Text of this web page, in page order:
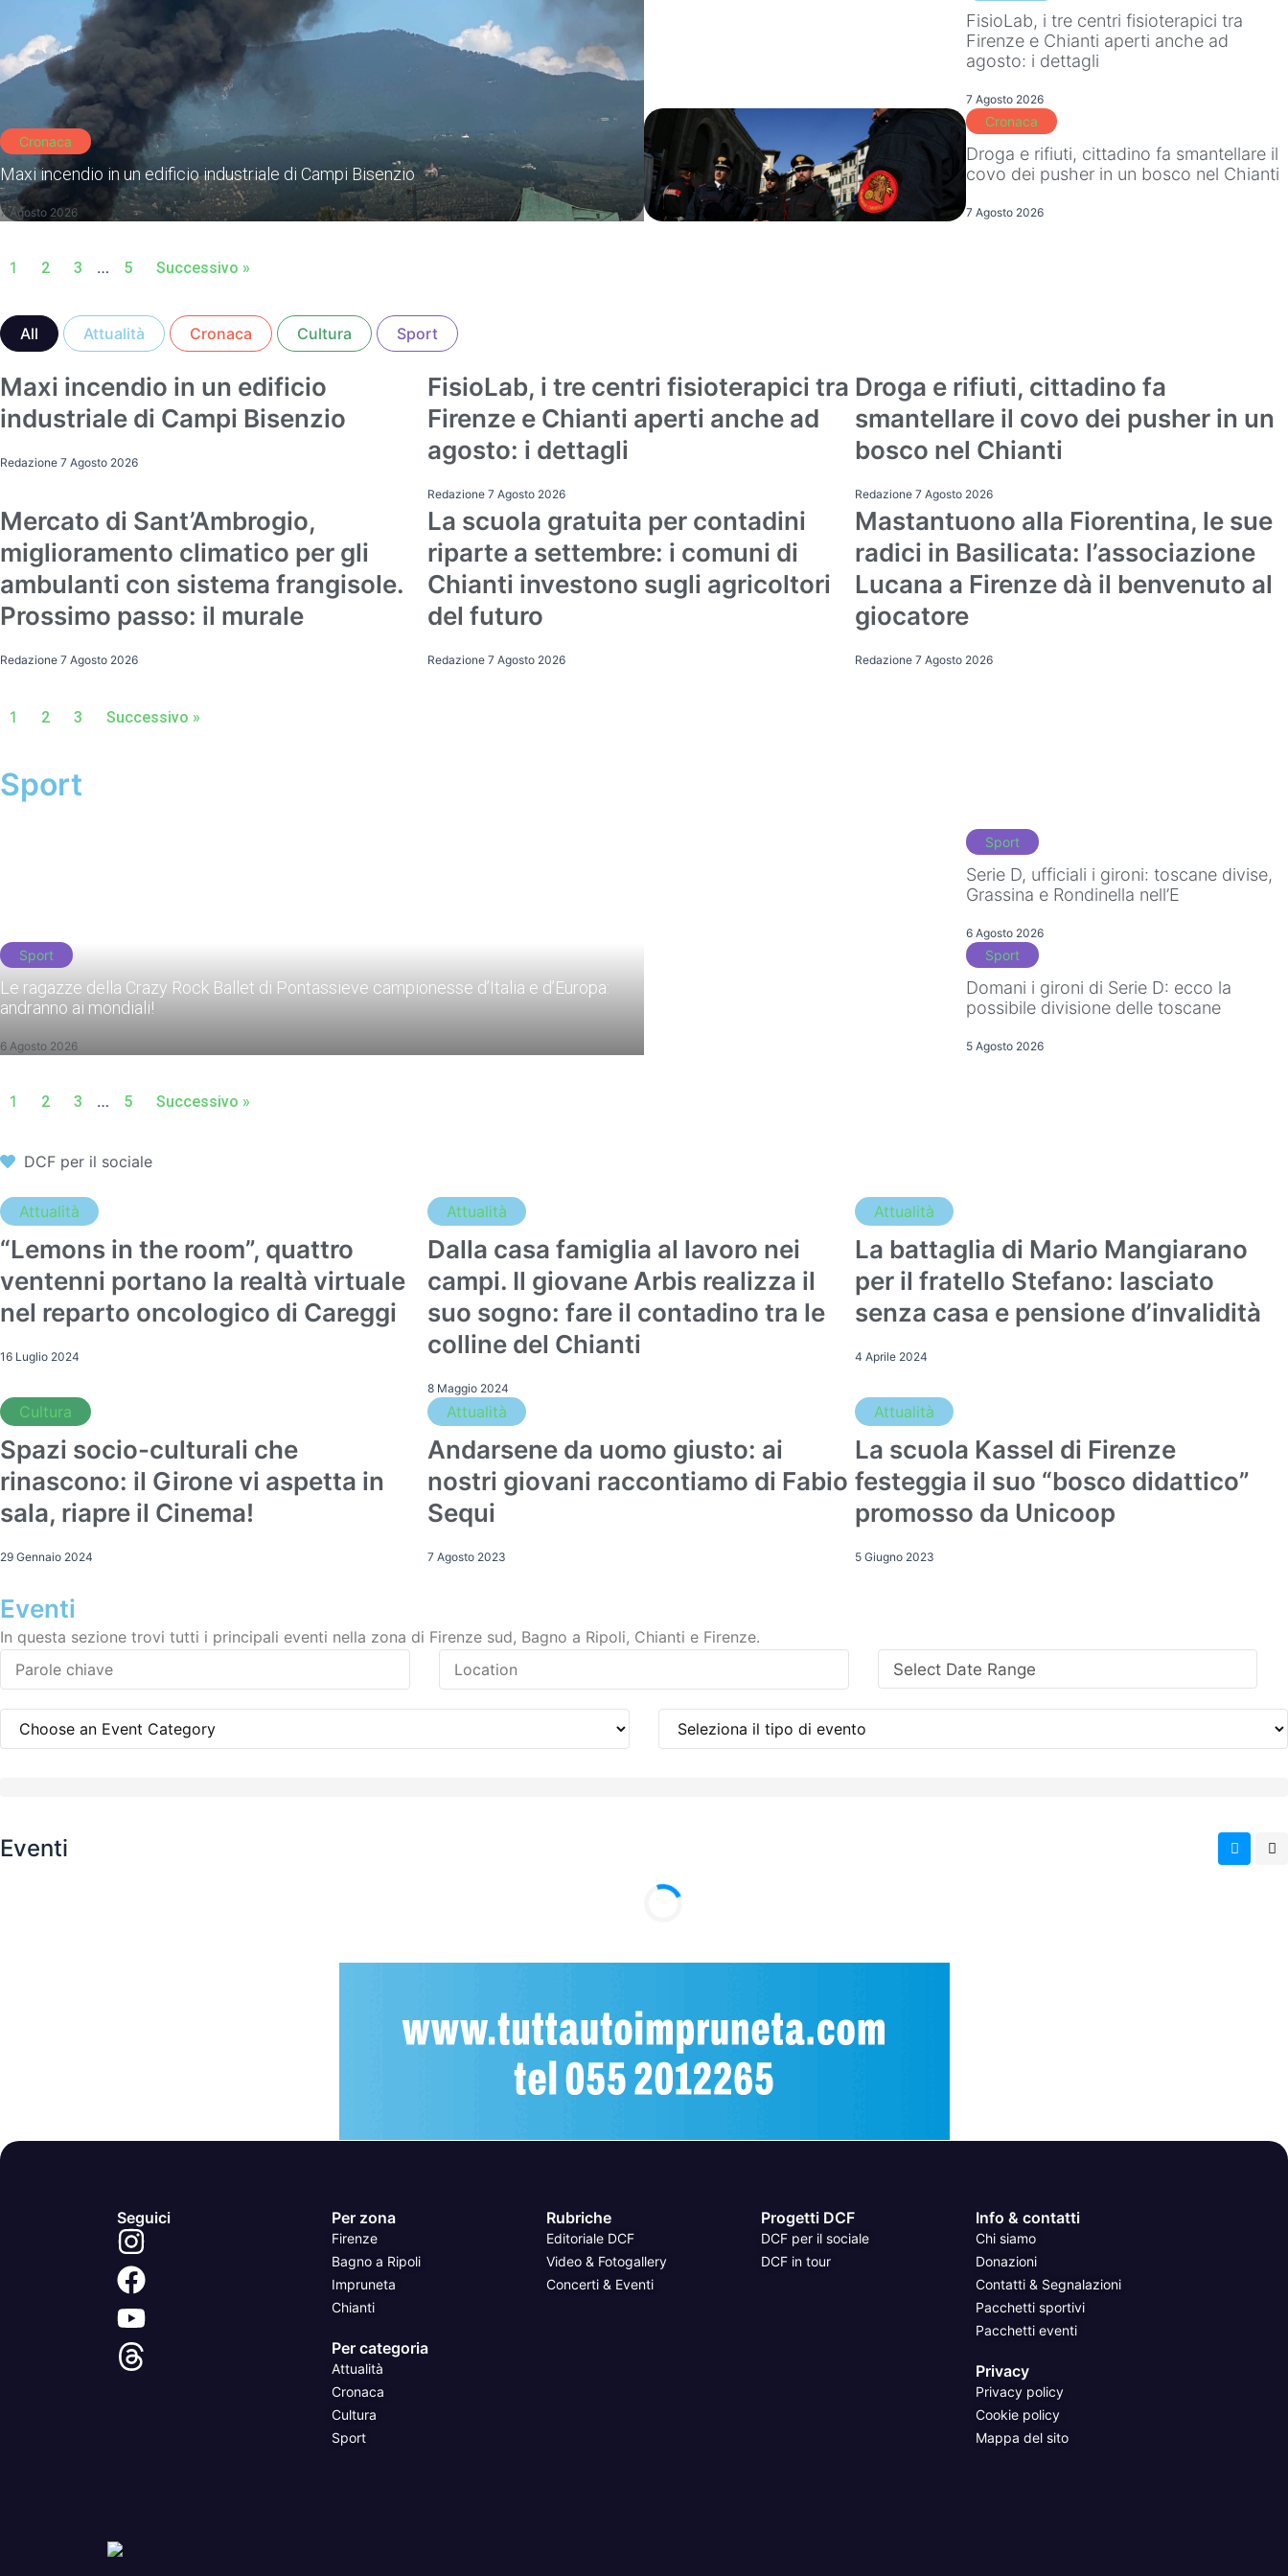
Cronaca
Maxi incendio in un edificio industriale di Campi Bisenzio
7 Agosto 2026
FisioLab, i tre centri fisioterapici tra
Firenze e Chianti aperti anche ad
agosto: i dettagli
7 Agosto 2026
Cronaca
Droga e rifiuti, cittadino fa smantellare il
covo dei pusher in un bosco nel Chianti
7 Agosto 2026
1 2 3 … 5 Successivo »
All Attualità Cronaca Cultura Sport
Cronaca
Maxi incendio in un edificio
industriale di Campi Bisenzio
Redazione 7 Agosto 2026
FisioLab, i tre centri fisioterapici tra
Firenze e Chianti aperti anche ad
agosto: i dettagli
Redazione 7 Agosto 2026
Cronaca
Droga e rifiuti, cittadino fa
smantellare il covo dei pusher in un
bosco nel Chianti
Redazione 7 Agosto 2026
Attualità
Mercato di Sant’Ambrogio,
miglioramento climatico per gli
ambulanti con sistema frangisole.
Prossimo passo: il murale
Redazione 7 Agosto 2026
Attualità
La scuola gratuita per contadini
riparte a settembre: i comuni di
Chianti investono sugli agricoltori
del futuro
Redazione 7 Agosto 2026
Attualità
Mastantuono alla Fiorentina, le sue
radici in Basilicata: l’associazione
Lucana a Firenze dà il benvenuto al
giocatore
Redazione 7 Agosto 2026
1 2 3 Successivo »
Sport
Sport
Le ragazze della Crazy Rock Ballet di Pontassieve campionesse d’Italia e d’Europa:
andranno ai mondiali!
6 Agosto 2026
Sport
Serie D, ufficiali i gironi: toscane divise,
Grassina e Rondinella nell’E
6 Agosto 2026
Sport
Domani i gironi di Serie D: ecco la
possibile divisione delle toscane
5 Agosto 2026
1 2 3 … 5 Successivo »
DCF per il sociale
Attualità
“Lemons in the room”, quattro
ventenni portano la realtà virtuale
nel reparto oncologico di Careggi
16 Luglio 2024
Attualità
Dalla casa famiglia al lavoro nei
campi. Il giovane Arbis realizza il
suo sogno: fare il contadino tra le
colline del Chianti
8 Maggio 2024
Attualità
La battaglia di Mario Mangiarano
per il fratello Stefano: lasciato
senza casa e pensione d’invalidità
4 Aprile 2024
Cultura
Spazi socio-culturali che
rinascono: il Girone vi aspetta in
sala, riapre il Cinema!
29 Gennaio 2024
Attualità
Andarsene da uomo giusto: ai
nostri giovani raccontiamo di Fabio
Sequi
7 Agosto 2023
Attualità
La scuola Kassel di Firenze
festeggia il suo “bosco didattico”
promosso da Unicoop
5 Giugno 2023
Eventi
In questa sezione trovi tutti i principali eventi nella zona di Firenze sud, Bagno a Ripoli, Chianti e Firenze.
Select Date Range
Eventi
Seguici Per zona
Firenze
Bagno a Ripoli
Impruneta
Chianti
Per categoria
Attualità
Cronaca
Cultura
Sport
Rubriche
Editoriale DCF
Video & Fotogallery
Concerti & Eventi
Progetti DCF
DCF per il sociale
DCF in tour
Info & contatti
Chi siamo
Donazioni
Contatti & Segnalazioni
Pacchetti sportivi
Pacchetti eventi
Privacy
Privacy policy
Cookie policy
Mappa del sito